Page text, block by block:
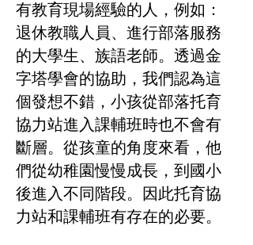
有教育現場經驗的人，例如：
退休教職人員、進行部落服務
的大學生、族語老師。透過金
字塔學會的協助，我們認為這
個發想不錯，小孩從部落托育
協力站進入課輔班時也不會有
斷層。從孩童的角度來看，他
們從幼稚園慢慢成長，到國小
後進入不同階段。因此托育協
力站和課輔班有存在的必要。